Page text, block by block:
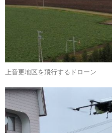
上音更地区を飛行するドローン